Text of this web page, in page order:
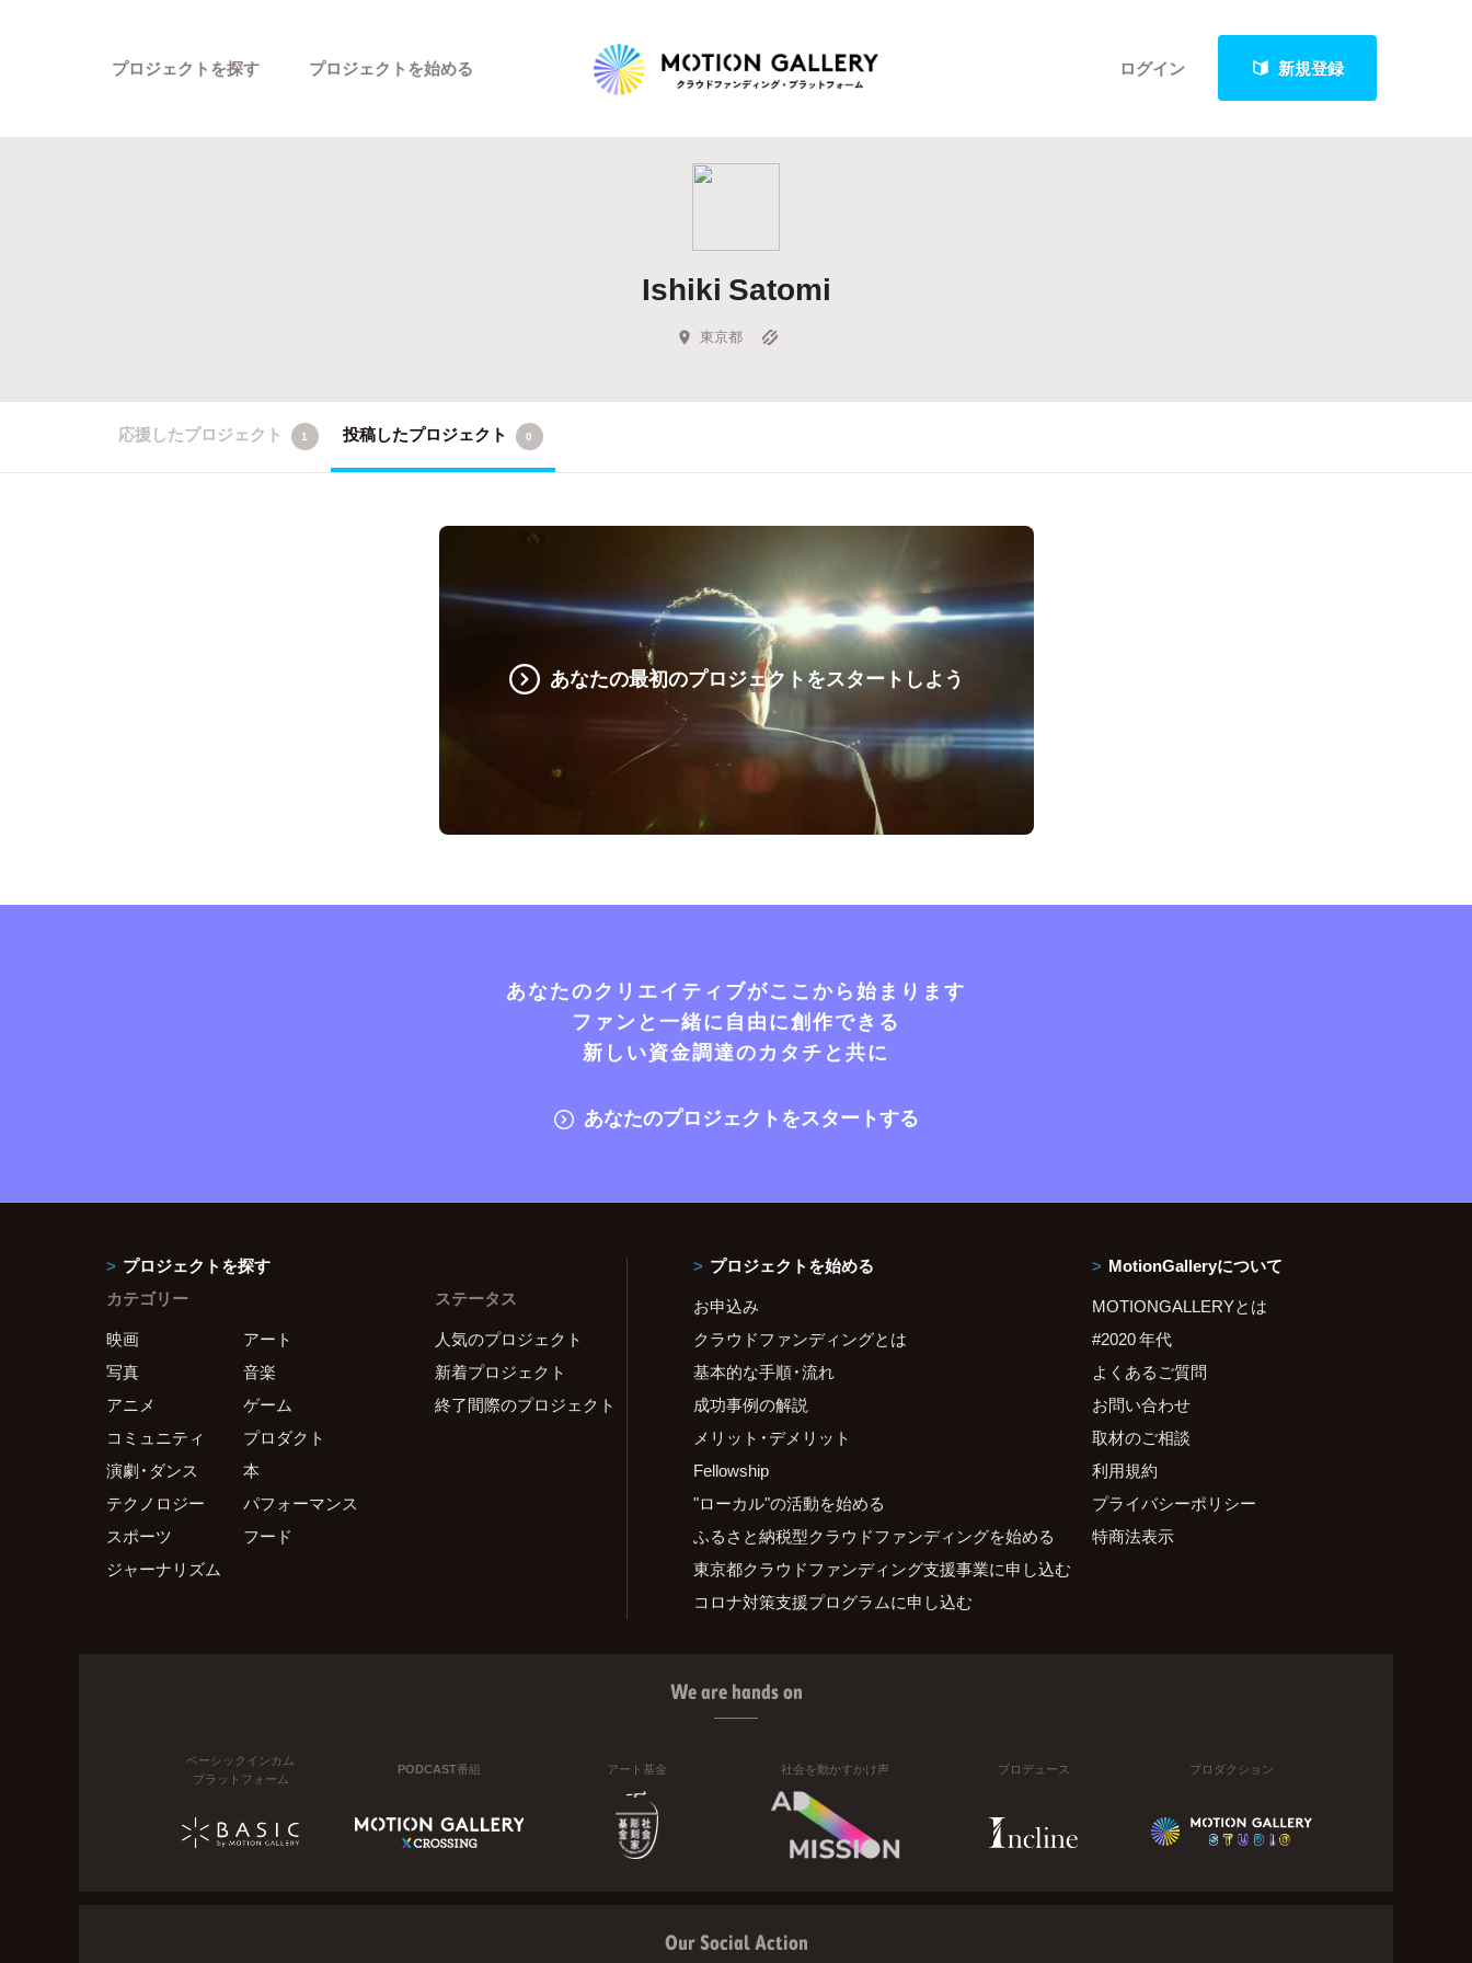
ログイン 新規登録
プロジェクトを探す
Highlight
Feature
キュレーターから探す
プロジェクトを始める
Ishiki Satomi
東京都
応援したプロジェクト 1 投稿したプロジェクト 0
あなたの最初のプロジェクトをスタートしよう
あなたのクリエイティブがここから始まります
ファンと一緒に自由に創作できる
新しい資金調達のカタチと共に
あなたのプロジェクトをスタートする
プロジェクトを探す
カテゴリー
映画
アート
写真
音楽
アニメ
ゲーム
コミュニティ
プロダクト
演劇・ダンス
本
テクノロジー
パフォーマンス
スポーツ
フード
ジャーナリズム
ステータス
人気のプロジェクト
新着プロジェクト
終了間際のプロジェクト
プロジェクトを始める
お申込み
クラウドファンディングとは
基本的な手順・流れ
成功事例の解説
メリット・デメリット
Fellowship
"ローカル"の活動を始める
ふるさと納税型クラウドファンディングを始める
東京都クラウドファンディング支援事業に申し込む
コロナ対策支援プログラムに申し込む
MotionGalleryについて
MOTIONGALLERYとは
#2020 年代
よくあるご質問
お問い合わせ
取材のご相談
利用規約
プライバシーポリシー
特商法表示
We are hands on
ベーシックインカム
プラットフォーム
PODCAST番組 アート基金 社会を動かすかけ声 プロデュース プロダクション
Our Social Action